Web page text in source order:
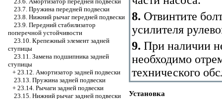
23.7. Пружина передней подвески
23.8. Нижний рычаг передней подвески
23.9. Передний стабилизатор
поперечной устойчивости
23.10. Крепежный элемент задней
ступицы
23.11. Замена подшипника задней
ступицы
+ 23.12. Амортизатор задней подвески
23.13. Пружина задней подвески
+ 23.14. Рычаги задней подвески
23.15. Нижний рычаг задней подвески
8. Отвинтите
усилителя
9. При наличии
необходимо
технического
Установка